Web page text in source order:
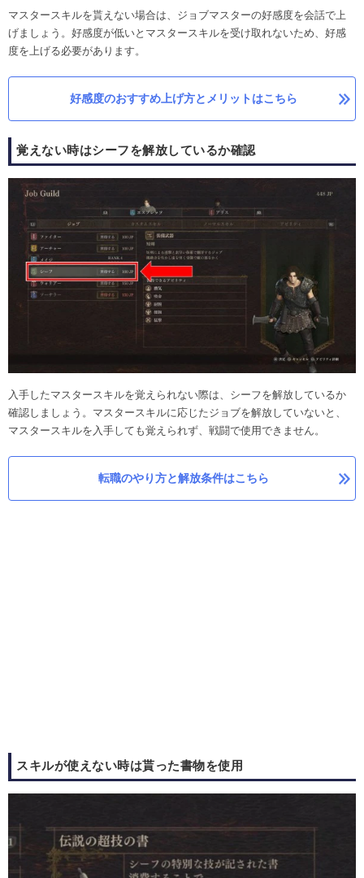
マスタースキルを貰えない場合は、ジョブマスターの好感度を会話で上
げましょう。好感度が低いとマスタースキルを受け取れないため、好感
度を上げる必要があります。
好感度のおすすめ上げ方とメリットはこちら
覚えない時はシーフを解放しているか確認
入手したマスタースキルを覚えられない際は、シーフを解放しているか
確認しましょう。マスタースキルに応じたジョブを解放していないと、
マスタースキルを入手しても覚えられず、戦闘で使用できません。
転職のやり方と解放条件はこちら
スキルが使えない時は貰った書物を使用